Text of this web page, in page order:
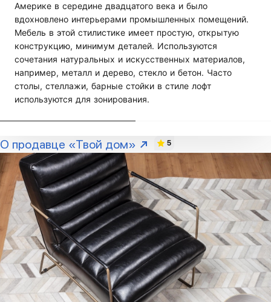
Америке в середине двадцатого века и было
вдохновлено интерьерами промышленных помещений.
Мебель в этой стилистике имеет простую, открытую
конструкцию, минимум деталей. Используются
сочетания натуральных и искусственных материалов,
например, металл и дерево, стекло и бетон. Часто
столы, стеллажи, барные стойки в стиле лофт
используются для зонирования.
О продавце «Твой дом» 5